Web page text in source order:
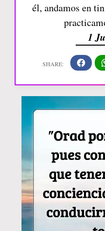
él, andamos en
1